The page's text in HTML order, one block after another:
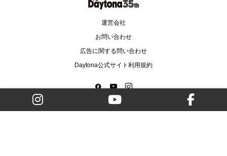
運営会社
お問い合わせ
広告に関する問い合わせ
Daytona公式サイト利用規約